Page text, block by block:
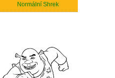
Normální Shrek